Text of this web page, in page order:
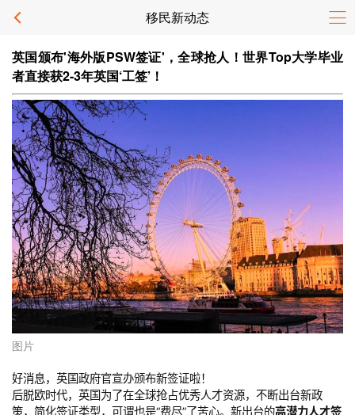
移民新动态
英国颁布'海外版PSW签证'，全球抢人！世界Top大学毕业
者直接获2-3年英国‘工签’！
图片
好消息，英国政府官宣办颁布新签证啦！
后脱欧时代，英国为了在全球抢占优秀人才资源，不断出台新政
策，简化签证类型，可谓也是“费尽”了苦心。新出台的高潜力人才签